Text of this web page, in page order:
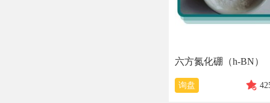
六方氮化硼（h-BN）
询盘